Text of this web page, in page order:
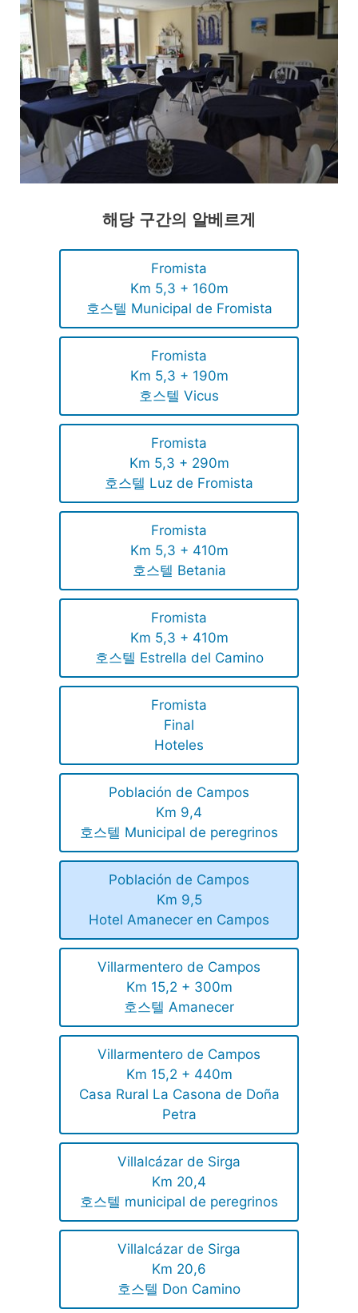
해당 구간의 알베르게
Fromista
Km 5,3 + 160m
호스텔 Municipal de Fromista
Fromista
Km 5,3 + 190m
호스텔 Vicus
Fromista
Km 5,3 + 290m
호스텔 Luz de Fromista
Fromista
Km 5,3 + 410m
호스텔 Betania
Fromista
Km 5,3 + 410m
호스텔 Estrella del Camino
Fromista
Final
Hoteles
Población de Campos
Km 9,4
호스텔 Municipal de peregrinos
Población de Campos
Km 9,5
Hotel Amanecer en Campos
Villarmentero de Campos
Km 15,2 + 300m
호스텔 Amanecer
Villarmentero de Campos
Km 15,2 + 440m
Casa Rural La Casona de Doña
Petra
Villalcázar de Sirga
Km 20,4
호스텔 municipal de peregrinos
Villalcázar de Sirga
Km 20,6
호스텔 Don Camino